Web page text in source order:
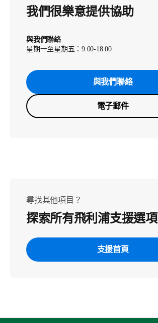
我們很樂意提供協助
與我們聯絡
星期一至星期五：9:00-18:00
與我們聯絡
電子郵件
尋找其他項目？
探索所有飛利浦支援選項
支援首頁